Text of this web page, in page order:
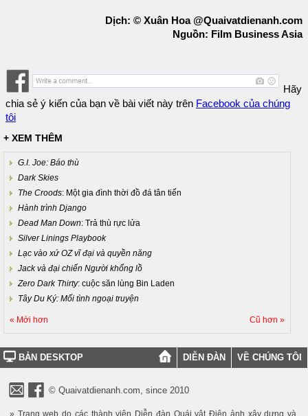
Dịch: © Xuân Hoa @Quaivatdienanh.com
Nguồn: Film Business Asia
Hãy
chia sẻ ý kiến của bạn về bài viết này trên Facebook của chúng
tôi
+ XEM THÊM
G.I. Joe: Báo thù
Dark Skies
The Croods: Một gia đình thời đồ đá tân tiến
Hành trình Django
Dead Man Down: Trả thù rực lửa
Silver Linings Playbook
Lạc vào xứ OZ vĩ đại và quyền năng
Jack và đại chiến Người khổng lồ
Zero Dark Thirty: cuộc săn lùng Bin Laden
Tây Du Ký: Mối tình ngoại truyện
« Mới hơn Cũ hơn »
BẢN DESKTOP DIỄN ĐÀN VỀ CHÚNG TÔI
© Quaivatdienanh.com, since 2010
» Trang web do các thành viên Diễn đàn Quái vật Điện ảnh xây dựng và